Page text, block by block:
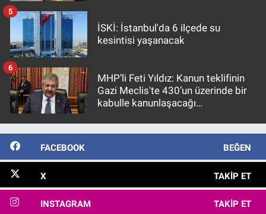
İSKİ: İstanbul'da 6 ilçede su
kesintisi yaşanacak
5
MHP’li Feti Yıldız: Kanun teklifinin
Gazi Meclis'te 430’un üzerinde bir
kabulle kanunlaşacağı
6
FACEBOOK BEĞEN
X TAKIP ET
INSTAGRAM TAKIP ET